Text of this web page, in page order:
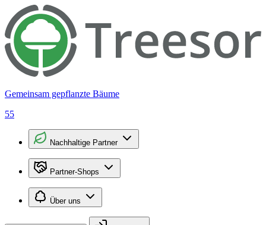
Gemeinsam gepflanzte Bäume
55
Nachhaltige Partner
Partner-Shops
Über uns